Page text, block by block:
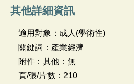
其他詳細資訊
適用對象：成人(學術性)
關鍵詞：產業經濟
附件：其他：無
頁/張/片數：210